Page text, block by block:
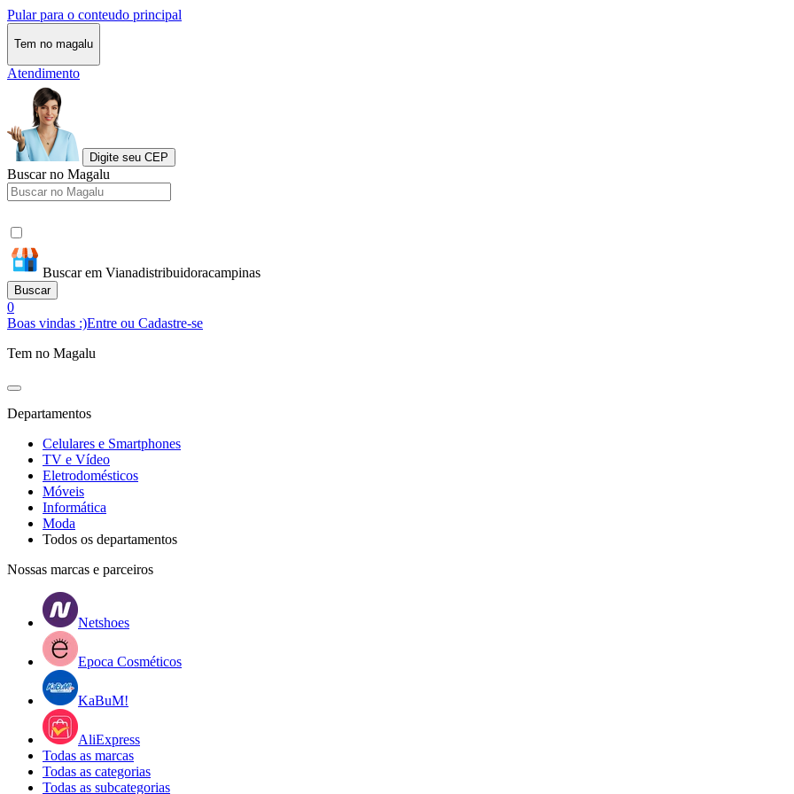
Pular para o conteudo principal
Tem no magalu
Atendimento
Digite seu CEP
Buscar no Magalu
Buscar em Vianadistribuidoracampinas
Buscar
0
Boas vindas :)Entre ou Cadastre-se
Tem no Magalu
Departamentos
Celulares e Smartphones
TV e Vídeo
Eletrodomésticos
Móveis
Informática
Moda
Todos os departamentos
Nossas marcas e parceiros
Netshoes
Epoca Cosméticos
KaBuM!
AliExpress
Todas as marcas
Todas as categorias
Todas as subcategorias